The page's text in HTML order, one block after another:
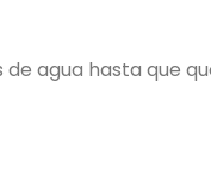
agua hasta que